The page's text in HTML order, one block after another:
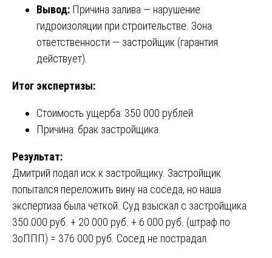
Вывод: Причина залива — нарушение
гидроизоляции при строительстве. Зона
ответственности — застройщик (гарантия
действует).
Итог экспертизы:
Стоимость ущерба: 350 000 рублей.
Причина: брак застройщика.
Результат:
Дмитрий подал иск к застройщику. Застройщик
попытался переложить вину на соседа, но наша
экспертиза была четкой. Суд взыскал с застройщика
350 000 руб. + 20 000 руб. + 6 000 руб. (штраф по
ЗоППП) = 376 000 руб. Сосед не пострадал.